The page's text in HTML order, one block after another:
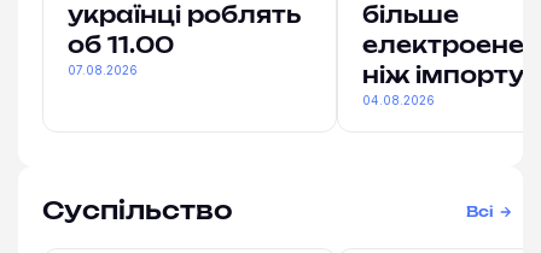
українці роблять
об 11.00
07.08.2026
більше
ніж
04.08.2026
Суспільство Всі